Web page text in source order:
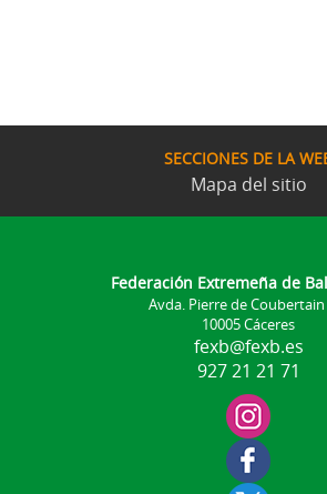
SECCIONES DE LA
Mapa del sitio
Federación Extremeña de
Avda. Pierre de
10005 Cáceres
fexb@fexb.es
927 21 21 71